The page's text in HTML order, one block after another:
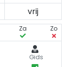
vrij
Za Zo
Gids